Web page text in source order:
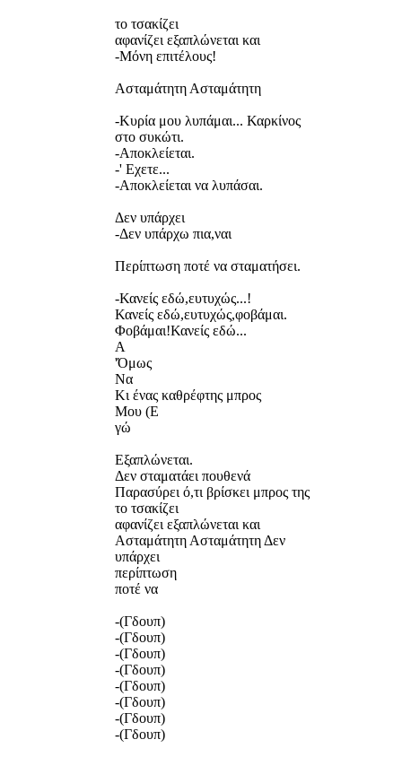
το τσακίζει
αφανίζει εξαπλώνεται και
-Μόνη επιτέλους!
Ασταμάτητη Ασταμάτητη
-Κυρία μου λυπάμαι... Καρκίνος
στο συκώτι.
-Αποκλείεται.
-' Εχετε...
-Αποκλείεται να λυπάσαι.
Δεν υπάρχει
-Δεν υπάρχω πια,ναι
Περίπτωση ποτέ να σταματήσει.
-Κανείς εδώ,ευτυχώς...!
Κανείς εδώ,ευτυχώς,φοβάμαι.
Φοβάμαι!Κανείς εδώ...
Α
'Όμως
Να
Κι ένας καθρέφτης μπρος
Μου (Ε
γώ
Εξαπλώνεται.
Δεν σταματάει πουθενά
Παρασύρει ό,τι βρίσκει μπρος της
το τσακίζει
αφανίζει εξαπλώνεται και
Ασταμάτητη Ασταμάτητη Δεν
υπάρχει
περίπτωση
ποτέ να
-(Γδουπ)
-(Γδουπ)
-(Γδουπ)
-(Γδουπ)
-(Γδουπ)
-(Γδουπ)
-(Γδουπ)
-(Γδουπ)